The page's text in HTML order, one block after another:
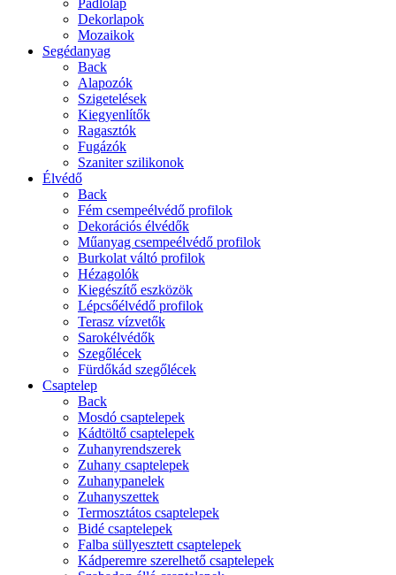
Dekorlapok
Mozaikok
Segédanyag
Back
Alapozók
Szigetelések
Kiegyenlítők
Ragasztók
Fugázók
Szaniter szilikonok
Élvédő
Back
Fém csempeélvédő profilok
Dekorációs élvédők
Műanyag csempeélvédő profilok
Burkolat váltó profilok
Hézagolók
Kiegészítő eszközök
Lépcsőélvédő profilok
Terasz vízvetők
Sarokélvédők
Szegőlécek
Fürdőkád szegőlécek
Csaptelep
Back
Mosdó csaptelepek
Kádtöltő csaptelepek
Zuhanyrendszerek
Zuhany csaptelepek
Zuhanypanelek
Zuhanyszettek
Termosztátos csaptelepek
Bidé csaptelepek
Falba süllyesztett csaptelepek
Kádperemre szerelhető csaptelepek